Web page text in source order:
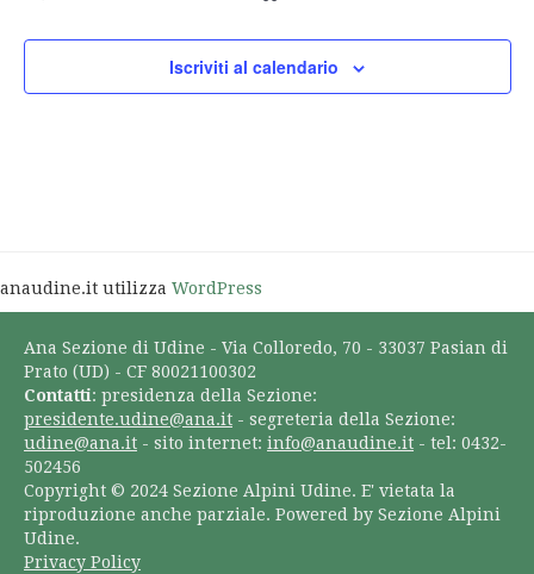
Iscriviti al calendario
anaudine.it utilizza WordPress
Ana Sezione di Udine - Via Colloredo, 70 - 33037 Pasian di
Prato (UD) - CF 80021100302
Contatti: presidenza della Sezione:
presidente.udine@ana.it - segreteria della Sezione:
udine@ana.it - sito internet: info@anaudine.it - tel: 0432-
502456
Copyright © 2024 Sezione Alpini Udine. E' vietata la
riproduzione anche parziale. Powered by Sezione Alpini
Udine.
Privacy Policy